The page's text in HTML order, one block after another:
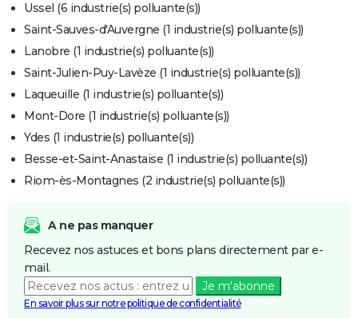
S'inscrire
Se connecter
Lycées
Collèges
Primaires
Universités
Entreprises
Service militaire
Avis de recherche
AVIS DE DÉCÈS
FORUM
Bricolage
Lifestyle
Culture
Sport
Auto
Television
Voyage
Cinema
Ussel (6 industrie(s) polluante(s))
Saint-Sauves-d'Auvergne (1 industrie(s) polluante(s))
Lanobre (1 industrie(s) polluante(s))
Saint-Julien-Puy-Lavèze (1 industrie(s) polluante(s))
Laqueuille (1 industrie(s) polluante(s))
Mont-Dore (1 industrie(s) polluante(s))
Ydes (1 industrie(s) polluante(s))
Besse-et-Saint-Anastaise (1 industrie(s) polluante(s))
Riom-ès-Montagnes (2 industrie(s) polluante(s))
A ne pas manquer
Recevez nos astuces et bons plans directement par e-
mail.
Je m'abonne
En savoir plus sur notre politique de confidentialité